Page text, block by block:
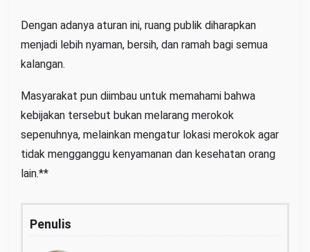
Dengan adanya aturan ini, ruang publik diharapkan
menjadi lebih nyaman, bersih, dan ramah bagi semua
kalangan.
Masyarakat pun diimbau untuk memahami bahwa
kebijakan tersebut bukan melarang merokok
sepenuhnya, melainkan mengatur lokasi merokok agar
tidak mengganggu kenyamanan dan kesehatan orang
lain.**
Penulis